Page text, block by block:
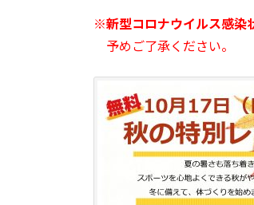
※新型コロナウイルス感染
予めご了承ください。